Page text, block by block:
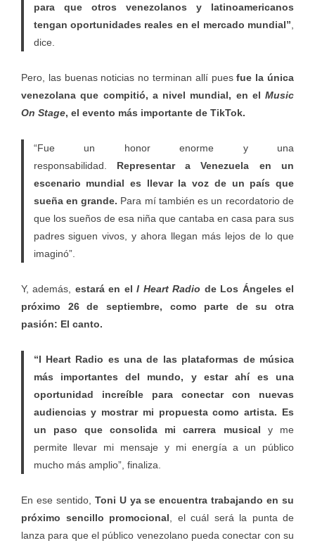
para que otros venezolanos y latinoamericanos
tengan oportunidades reales en el mercado mundial”,
dice.
Pero, las buenas noticias no terminan allí puesfue laúnica
venezolana que compitió, a nivel mundial, en el Music
On Stage, el evento más importante de TikTok.
“Fue un honor enorme y una
responsabilidad. Representar a Venezuela en un
escenario mundial es llevar la voz de un país que
sueña en grande. Para mí también es un recordatorio de
que los sueños de esa niña que cantaba en casa para sus
padres siguen vivos, y ahora llegan más lejos de lo que
imaginó”.
Y, además, estará en elI Heart Radio de Los Ángeles el
próximo 26 de septiembre, como parte de su otra
pasión: El canto.
“I Heart Radio es una de las plataformas de música
más importantes del mundo, y estar ahí es una
oportunidad increíble para conectar con nuevas
audiencias y mostrar mi propuesta como artista. Es
un paso que consolida mi carrera musical y me
permite llevar mi mensaje y mi energía a un público
mucho más amplio”, finaliza.
En ese sentido, Toni U ya se encuentra trabajando en su
próximo sencillo promocional, el cuál será la punta de
lanza para que el público venezolano pueda conectar con su